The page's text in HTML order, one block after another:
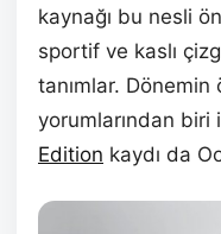
kaynağı bu nesli
sportif ve kaslı
tanımlar. Dönemin
yorumlarından biri
Edition kaydı da